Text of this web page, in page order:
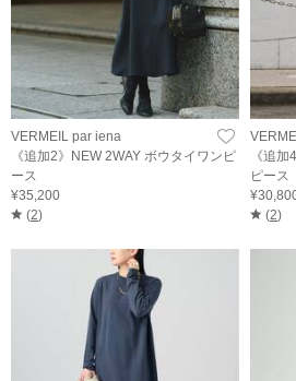
VERMEIL par iena
《追加2》NEW 2WAY ボウタイワンピ
ース
¥35,200
(2)
《追
ピース
(2)